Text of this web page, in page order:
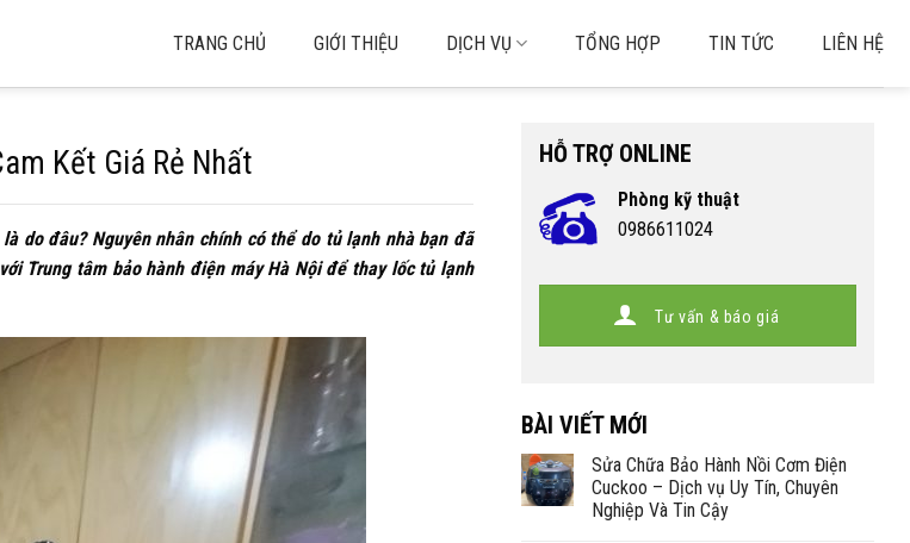
TRANG CHỦ GIỚI THIỆU DỊCH VỤ TỔNG HỢP TIN TỨC LIÊN HỆ
Kết Giá Rẻ Nhất
do đâu? Nguyên nhân chính có thể do tủ lạnh nhà bạn đã
Trung tâm bảo hành điện máy Hà Nội để thay lốc tủ lạnh
HỖ TRỢ ONLINE
Phòng kỹ thuật
0986611024
Tư vấn & báo giá
BÀI VIẾT MỚI
Sửa Chữa Bảo Hành Nồi Cơm Điện
Cuckoo – Dịch vụ Uy Tín, Chuyên
Nghiệp Và Tin Cậy